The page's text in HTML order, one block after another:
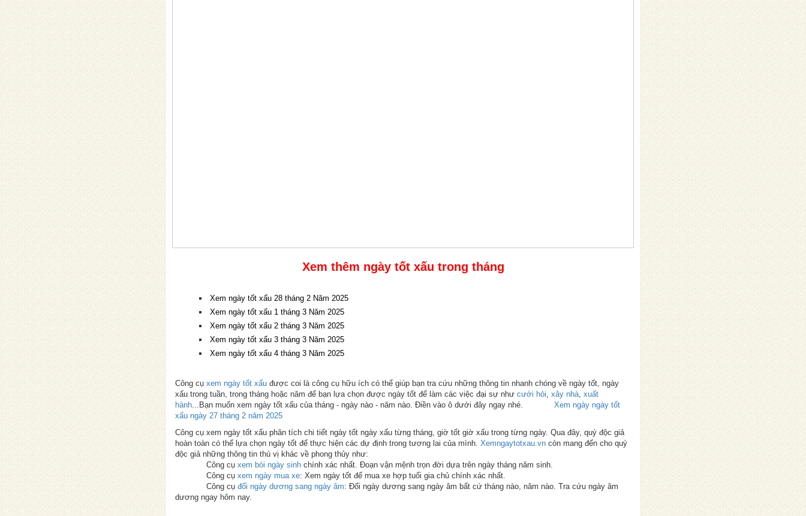
Xem thêm ngày tốt xấu trong tháng
Xem ngày tốt xấu 28 tháng 2 Năm 2025
Xem ngày tốt xấu 1 tháng 3 Năm 2025
Xem ngày tốt xấu 2 tháng 3 Năm 2025
Xem ngày tốt xấu 3 tháng 3 Năm 2025
Xem ngày tốt xấu 4 tháng 3 Năm 2025
Công cụ xem ngày tốt xấu được coi là công cụ hữu ích có thể giúp bạn tra cứu những thông tin nhanh chóng về ngày tốt, ngày
xấu trong tuần, trong tháng hoặc năm để bạn lựa chọn được ngày tốt để làm các việc đại sự như cưới hỏi xây nhà xuất
hành ...Bạn muốn xem ngày tốt xấu của tháng - ngày nào - năm nào. Điền vào ô dưới đây ngay nhé.
Xem ngày ngày tốt
xấu ngày 27 tháng 2 năm 2025
Công cụ xem ngày tốt xấu phân tích chi tiết ngày tốt ngày xấu từng tháng, giờ tốt giờ xấu trong từng ngày. Qua đây, quý độc giả
hoàn toàn có thể lựa chọn ngày tốt để thực hiện các dự định trong tương lai của mình. Xemngaytotxau.vn còn mang đến cho quý
độc giả những thông tin thú vị khác về phong thủy như:
Công cụ xem bói ngày sinh chính xác nhất. Đoạn vận mệnh trọn đời dựa trên ngày tháng năm sinh.
Công cụ xem ngày mua xe: Xem ngày tốt để mua xe hợp tuổi gia chủ chính xác nhất.
Công cụ đổi ngày dương sang ngày âm: Đổi ngày dương sang ngày âm bất cứ tháng nào, năm nào. Tra cứu ngày âm
dương ngay hôm nay.